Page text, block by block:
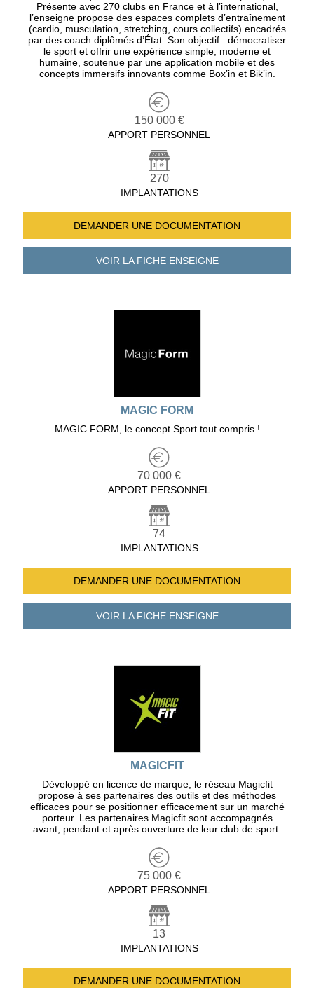
Présente avec 270 clubs en France et à l’international,
l’enseigne propose des espaces complets d’entraînement
(cardio, musculation, stretching, cours collectifs) encadrés
par des coach diplômés d’État. Son objectif : démocratiser
le sport et offrir une expérience simple, moderne et
humaine, soutenue par une application mobile et des
concepts immersifs innovants comme Box’in et Bik’in.
150 000 €
APPORT PERSONNEL
270
IMPLANTATIONS
DEMANDER UNE DOCUMENTATION
VOIR LA FICHEENSEIGNE
MAGIC FORM
MAGIC FORM, le concept Sport tout compris !
70 000 €
APPORT PERSONNEL
74
IMPLANTATIONS
DEMANDER UNE DOCUMENTATION
VOIR LA FICHEENSEIGNE
MAGICFIT
Développé en licence de marque, le réseau Magicfit
propose à ses partenaires des outils et des méthodes
efficaces pour se positionner efficacement sur un marché
porteur. Les partenaires Magicfit sont accompagnés
avant, pendant et après ouverture de leur club de sport.
75 000 €
APPORT PERSONNEL
13
IMPLANTATIONS
DEMANDER UNE DOCUMENTATION